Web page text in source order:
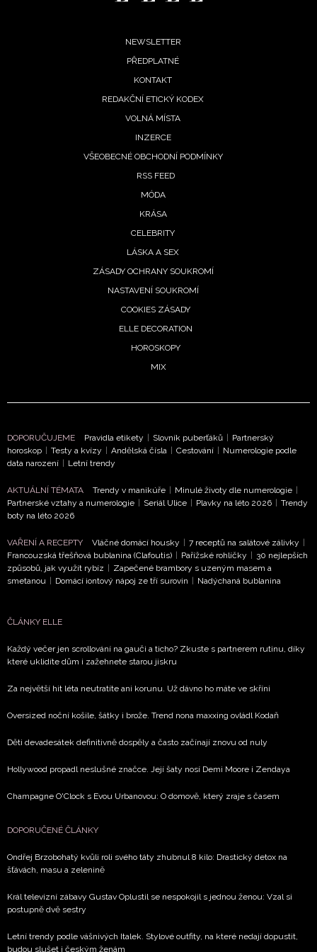
NEWSLETTER
PŘEDPLATNÉ
KONTAKT
REDAKČNÍ ETICKÝ KODEX
VOLNÁ MÍSTA
INZERCE
VŠEOBECNÉ OBCHODNÍ PODMÍNKY
RSS FEED
MÓDA
KRÁSA
CELEBRITY
LÁSKA A SEX
ZÁSADY OCHRANY SOUKROMÍ
NASTAVENÍ SOUKROMÍ
COOKIES ZÁSADY
ELLE DECORATION
HOROSKOPY
MIX
DOPORUČUJEME Pravidla etikety | Slovník puberťáků | Partnerský
horoskop | Testy a kvízy | Andělská čísla | Cestování | Numerologie podle
data narození | Letní trendy
AKTUÁLNÍ TÉMATA Trendy v manikúře | Minulé životy dle numerologie |
Partnerské vztahy a numerologie | Seriál Ulice | Plavky na léto 2026 | Trendy
boty na léto 2026
VAŘENÍ A RECEPTY Vláčné domácí housky | 7 receptů na salátové zálivky |
Francouzská třešňová bublanina (Clafoutis) | Pařížské rohlíčky | 30 nejlepších
způsobů, jak využít rybíz | Zapečené brambory s uzeným masem a
smetanou | Domácí iontový nápoj ze tří surovin | Nadýchaná bublanina
ČLÁNKY ELLE
Každý večer jen scrollování na gauči a ticho? Zkuste s partnerem rutinu, díky
které uklidíte dům i zažehnete starou jiskru
Za největší hit léta neutratíte ani korunu. Už dávno ho máte ve skříni
Oversized noční košile, šátky i brože. Trend nona maxxing ovládl Kodaň
Děti devadesátek definitivně dospěly a často začínají znovu od nuly
Hollywood propadl neslušné značce. Její šaty nosí Demi Moore i Zendaya
Champagne O'Clock s Evou Urbanovou: O domově, který zraje s časem
DOPORUČENÉ ČLÁNKY
Ondřej Brzobohatý kvůli roli svého táty zhubnul 8 kilo: Drastický detox na
šťávách, masu a zelenině
Král televizní zábavy Gustav Oplustil se nespokojil s jednou ženou: Vzal si
postupně dvě sestry
Letní trendy podle vášnivých Italek. Stylové outfity, na které nedají dopustit,
budou slušet i českým ženám